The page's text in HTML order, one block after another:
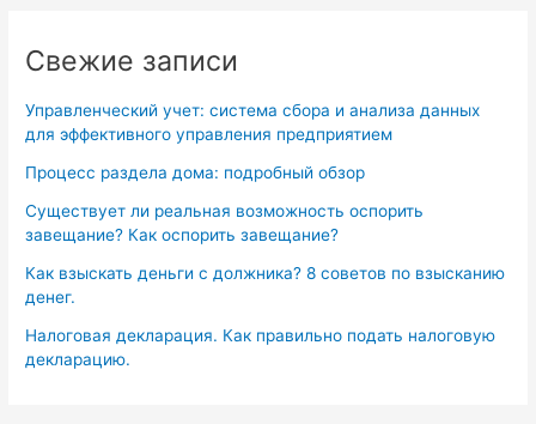
Свежие записи
Управленческий учет: система сбора и анализа данных
для эффективного управления предприятием
Процесс раздела дома: подробный обзор
Существует ли реальная возможность оспорить
завещание? Как оспорить завещание?
Как взыскать деньги с должника? 8 советов по взысканию
денег.
Налоговая декларация. Как правильно подать налоговую
декларацию.